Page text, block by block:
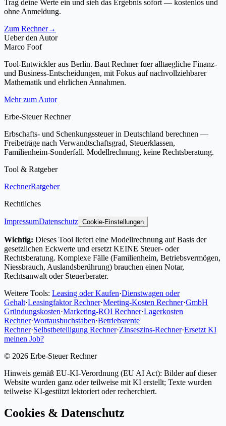
Trag deine Werte ein und sieh das Ergebnis sofort — kostenlos und
ohne Anmeldung.
Zum Rechner→
Ueber den Autor
Marco Foof
Tool-Entwickler aus Berlin. Baut Rechner fuer alltaegliche Finanz-
und Business-Entscheidungen, mit Fokus auf nachvollziehbarer
Mathematik und ehrlichen Annahmen.
Mehr zum Autor
Erbe-Steuer Rechner
Erbschafts- und Schenkungssteuer in Deutschland berechnen —
Freibeträge nach Verwandtschaftsgrad, Steuerklassen,
Familienheim-Sonderfall. Modellrechnung, keine Rechtsberatung.
Tool & Ratgeber
RechnerRatgeber
Rechtliches
ImpressumDatenschutz Cookie-Einstellungen
Wichtig: Dieses Tool liefert eine Modellrechnung auf Basis der
gesetzlichen Eckwerte und ersetzt KEINE Steuer- oder
Rechtsberatung. Komplexe Fälle (Familienheim, Betriebsvermögen,
Niessbrauch, Auslandsberührung) brauchen einen Notar,
Rechtsanwalt oder Steuerberater.
Weitere Tools: Leasing oder Kaufen·Dienstwagen oder
Gehalt·Leasingfaktor Rechner·Meeting-Kosten Rechner·GmbH
Gründungskosten·Marketing-ROI Rechner·Lagerkosten
Rechner·Wortausbuchstaben·Betriebsrente
Rechner·Selbstbeteiligung Rechner·Zinseszins-Rechner·Ersetzt KI
meinen Job?
© 2026 Erbe-Steuer Rechner
Hinweis gemäß EU-KI-Verordnung (EU AI Act): Bilder auf dieser
Website wurden ganz oder teilweise mit KI erstellt; Texte wurden
teilweise KI-gestützt lektoriert oder recherchiert.
Cookies & Datenschutz